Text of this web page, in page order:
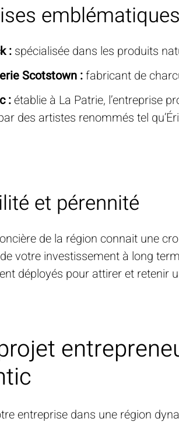
:spécialisée dans les produits
Scotstown :fabricant de
:établie à La Patrie, l’entreprise
des artistes renommés tel
et pérennité
de la région connait une
votre investissement à long
déployés pour attirer et retenir
entreprise dans une région